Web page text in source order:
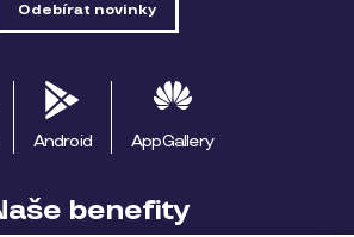
Android AppGallery
benefity